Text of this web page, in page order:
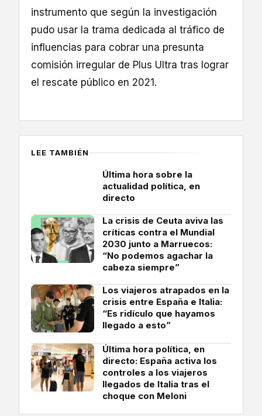
instrumento que según la investigación
pudo usar la trama dedicada al tráfico de
influencias para cobrar una presunta
comisión irregular de Plus Ultra tras lograr
el rescate público en 2021.
LEE TAMBIÉN
Última hora sobre la
actualidad política, en
directo
La crisis de Ceuta aviva las
críticas contra el Mundial
2030 junto a Marruecos:
“No podemos agachar la
cabeza siempre”
Los viajeros atrapados en la
crisis entre España e Italia:
“Es ridículo que hayamos
llegado a esto”
Última hora política, en
directo: España activa los
controles a los viajeros
llegados de Italia tras el
choque con Meloni